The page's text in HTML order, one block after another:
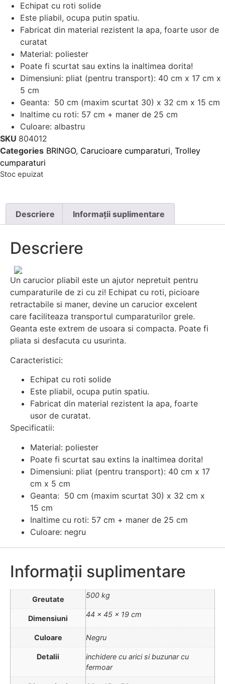
Echipat cu roti solide
Este pliabil, ocupa putin spatiu.
Fabricat din material rezistent la apa, foarte usor de
curatat
Material: poliester
Poate fi scurtat sau extins la inaltimea dorita!
Dimensiuni: pliat (pentru transport): 40 cm x 17 cm x
5 cm
Geanta: 50 cm (maxim scurtat 30) x 32 cm x 15 cm
Inaltime cu roti: 57 cm + maner de 25 cm
Culoare: albastru
SKU 804012
Categories BRINGO, Carucioare cumparaturi, Trolley
cumparaturi
Stoc epuizat
Descriere Informații suplimentare
Descriere
Un carucior pliabil este un ajutor nepretuit pentru
cumparaturile de zi cu zi! Echipat cu roti, picioare
retractabile si maner, devine un carucior excelent
care faciliteaza transportul cumparaturilor grele.
Geanta este extrem de usoara si compacta. Poate fi
pliata si desfacuta cu usurinta.
Caracteristici:
Echipat cu roti solide
Este pliabil, ocupa putin spatiu.
Fabricat din material rezistent la apa, foarte
usor de curatat.
Specificatii:
Material: poliester
Poate fi scurtat sau extins la inaltimea dorita!
Dimensiuni: pliat (pentru transport): 40 cm x 17
cm x 5 cm
Geanta: 50 cm (maxim scurtat 30) x 32 cm x
15 cm
Inaltime cu roti: 57 cm + maner de 25 cm
Culoare: negru
Informații suplimentare
Greutate 500 kg
Dimensiuni 44 × 45 × 19 cm
Culoare Negru
Detalii
inchidere cu arici si buzunar cu
fermoar